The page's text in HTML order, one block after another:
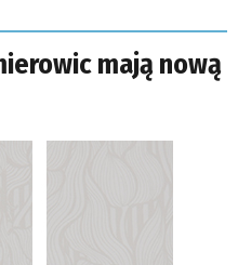
mają nową